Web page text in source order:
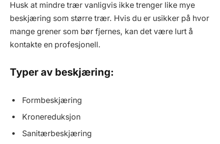
Husk at mindre trær vanligvis ikke trenger like mye
beskjæring som større trær. Hvis du er usikker på hvor
mange grener som bør fjernes, kan det være lurt å
kontakte en profesjonell.
Typer av beskjæring:
Formbeskjæring
Kronereduksjon
Sanitærbeskjæring